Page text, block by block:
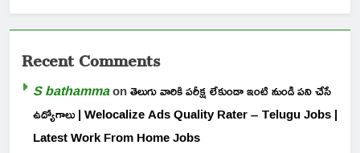
Recent Comments
S bathammaonతెలుగు వారికి పరీక్ష లేకుండా ఇంటి నుండి పని చేసే
ఉద్యోగాలు | Welocalize Ads Quality Rater – Telugu Jobs |
Latest Work From Home Jobs